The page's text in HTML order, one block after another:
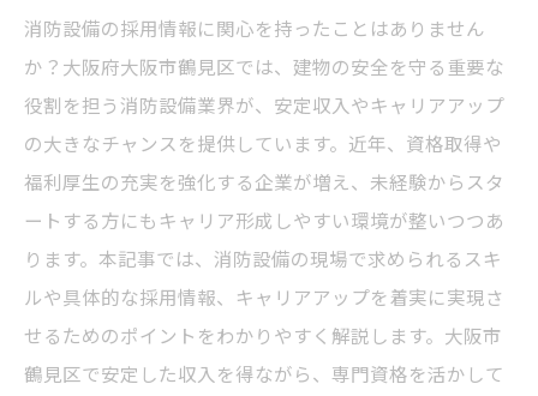
消防設備の採用情報に関心を持ったことはありません
か？大阪府大阪市鶴見区では、建物の安全を守る重要な
役割を担う消防設備業界が、安定収入やキャリアアップ
の大きなチャンスを提供しています。近年、資格取得や
福利厚生の充実を強化する企業が増え、未経験からスタ
ートする方にもキャリア形成しやすい環境が整いつつあ
ります。本記事では、消防設備の現場で求められるスキ
ルや具体的な採用情報、キャリアアップを着実に実現さ
せるためのポイントをわかりやすく解説します。大阪市
鶴見区で安定した収入を得ながら、専門資格を活かして